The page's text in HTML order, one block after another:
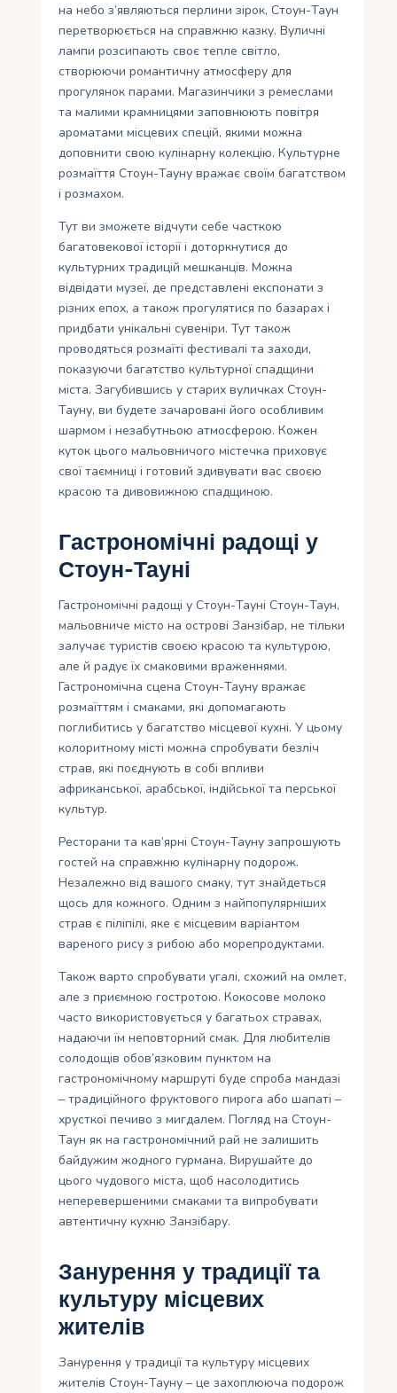
на небо з’являються перлини зірок, Стоун-Таун
перетворюється на справжню казку. Вуличні
лампи розсипають своє тепле світло,
створюючи романтичну атмосферу для
прогулянок парами. Магазинчики з ремеслами
та малими крамницями заповнюють повітря
ароматами місцевих спецій, якими можна
доповнити свою кулінарну колекцію. Культурне
розмаїття Стоун-Тауну вражає своїм багатством
і розмахом.
Тут ви зможете відчути себе часткою
багатовекової історії і доторкнутися до
культурних традицій мешканців. Можна
відвідати музеї, де представлені експонати з
різних епох, а також прогулятися по базарах і
придбати унікальні сувеніри. Тут також
проводяться розмаїті фестивалі та заходи,
показуючи багатство культурної спадщини
міста. Загубившись у старих вуличках Стоун-
Тауну, ви будете зачаровані його особливим
шармом і незабутньою атмосферою. Кожен
куток цього мальовничого містечка приховує
свої таємниці і готовий здивувати вас своєю
красою та дивовижною спадщиною.
Гастрономічні радощі у
Стоун-Тауні
Гастрономічні радощі у Стоун-Тауні Стоун-Таун,
мальовниче місто на острові Занзібар, не тільки
залучає туристів своєю красою та культурою,
але й радує їх смаковими враженнями.
Гастрономічна сцена Стоун-Тауну вражає
розмаїттям і смаками, які допомагають
поглибитись у багатство місцевої кухні. У цьому
колоритному місті можна спробувати безліч
страв, які поєднують в собі впливи
африканської, арабської, індійської та перської
культур.
Ресторани та кав’ярні Стоун-Тауну запрошують
гостей на справжню кулінарну подорож.
Незалежно від вашого смаку, тут знайдеться
щось для кожного. Одним з найпопулярніших
страв є пiлiпiлi, яке є місцевим варіантом
вареного рису з рибою або морепродуктами.
Також варто спробувати угалi, схожий на омлет,
але з приємною гостротою. Кокосове молоко
часто використовується у багатьох стравах,
надаючи їм неповторний смак. Для любителів
солодощів обов’язковим пунктом на
гастрономічному маршруті буде спроба мандазi
– традиційного фруктового пирога або шапатi –
хрусткої печиво з мигдалем. Погляд на Стоун-
Таун як на гастрономічний рай не залишить
байдужим жодного гурмана. Вирушайте до
цього чудового міста, щоб насолодитись
неперевершеними смаками та випробувати
автентичну кухню Занзібару.
Занурення у традиції та
культуру місцевих
жителів
Занурення у традиції та культуру місцевих
жителів Стоун-Тауну – це захоплююча подорож